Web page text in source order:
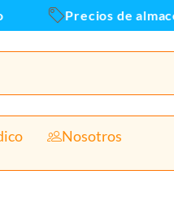
Precios de
Nosotros